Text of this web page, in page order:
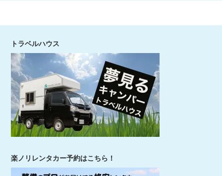
トラベルハウス
楽ノリレンタカー予約はこちら！